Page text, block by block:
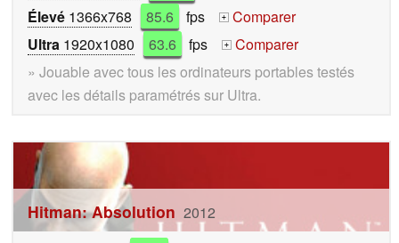
Élevé 1366x768 85.6 fps +
Comparer
Ultra 1920x1080 63.6 fps +
Comparer
» Jouable avec tous les ordinateurs portables testés
avec les détails paramétrés sur Ultra.
Hitman: Absolution 2012